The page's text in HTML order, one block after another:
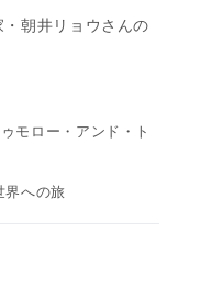
朝井リョウさんの
モロー・アンド・ト
界への旅